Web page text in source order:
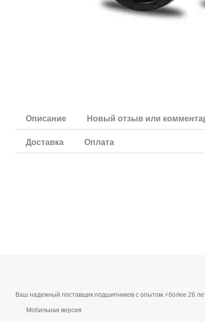
Описание Новый отзыв или
Доставка Оплата
Ваш надежный поставщик подшипников с опытом ⚡более 26
Мобильная версия